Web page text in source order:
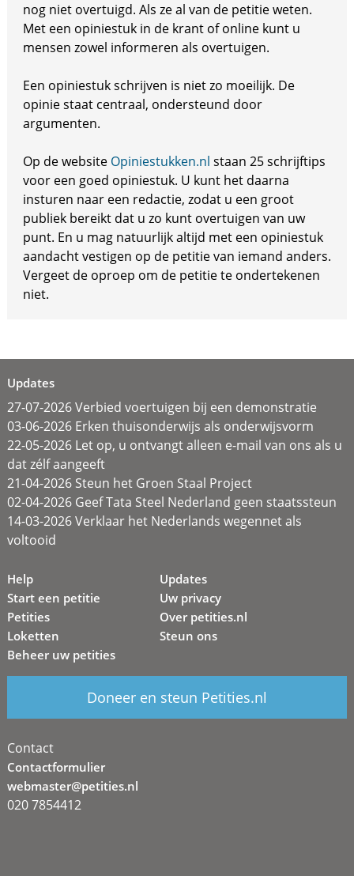
nog niet overtuigd. Als ze al van de petitie weten.
Met een opiniestuk in de krant of online kunt u
mensen zowel informeren als overtuigen.
Een opiniestuk schrijven is niet zo moeilijk. De
opinie staat centraal, ondersteund door
argumenten.
Op de website Opiniestukken.nl staan 25 schrijftips
voor een goed opiniestuk. U kunt het daarna
insturen naar een redactie, zodat u een groot
publiek bereikt dat u zo kunt overtuigen van uw
punt. En u mag natuurlijk altijd met een opiniestuk
aandacht vestigen op de petitie van iemand anders.
Vergeet de oproep om de petitie te ondertekenen
niet.
Updates
27-07-2026 Verbied voertuigen bij een demonstratie
03-06-2026 Erken thuisonderwijs als onderwijsvorm
22-05-2026 Let op, u ontvangt alleen e-mail van ons als u
dat zélf aangeeft
21-04-2026 Steun het Groen Staal Project
02-04-2026 Geef Tata Steel Nederland geen staatssteun
14-03-2026 Verklaar het Nederlands wegennet als
voltooid
Help
Start een petitie
Petities
Loketten
Beheer uw petities
Updates
Uw privacy
Over petities.nl
Steun ons
Doneer en steun Petities.nl
Contact
Contactformulier
webmaster@petities.nl
020 7854412